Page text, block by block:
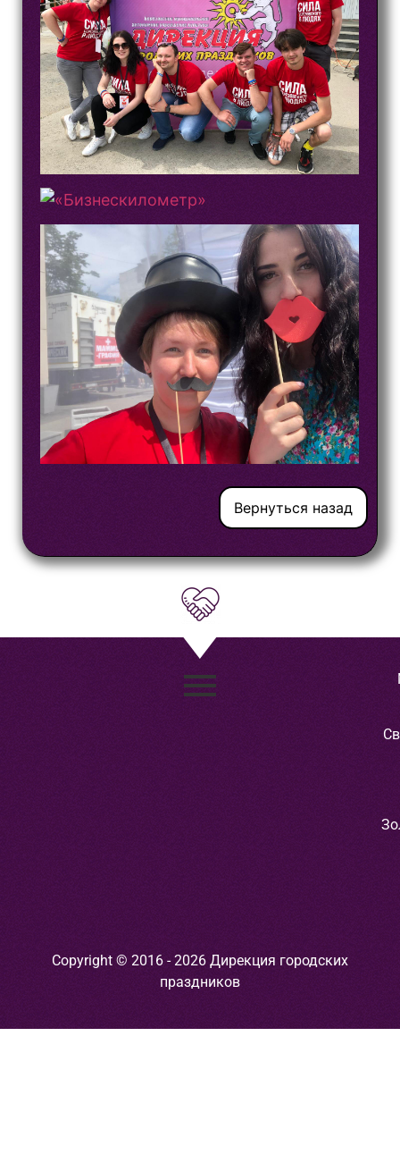
Вернуться назад
Copyright © 2016 - 2026 Дирекция городских
праздников